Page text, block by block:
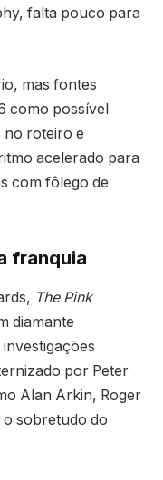
falta pouco para
mas fontes
como possível
no roteiro e
acelerado para
com fôlego de
franquia
The Pink
diamante
por Peter
Alan Arkin, Roger
sobretudo do